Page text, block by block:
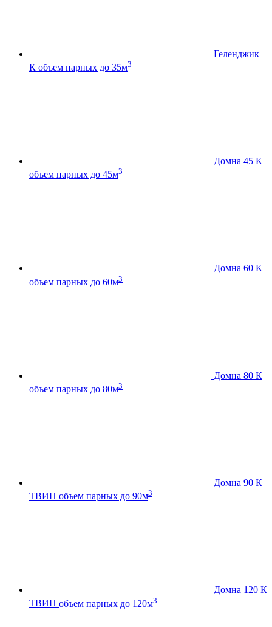
Геленджик
К объем парных до 35м3
Домна 45 К
объем парных до 45м3
Домна 60 К
объем парных до 60м3
Домна 80 К
объем парных до 80м3
Домна 90 К
ТВИН объем парных до 90м3
Домна 120 К
ТВИН объем парных до 120м3